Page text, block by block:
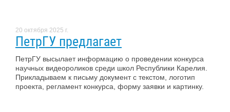
20 октября 2025 г.
ПетрГУ предлагает
ПетрГУ высылает информацию о проведении конкурса
научных видеороликов среди школ Республики Карелия.
Прикладываем к письму документ с текстом, логотип
проекта, регламент конкурса, форму заявки и картинку.